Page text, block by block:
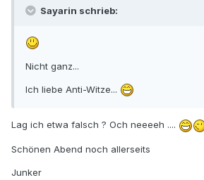
Sayarin schrieb:
Nicht ganz...
Ich liebe Anti-Witze...
Lag ich etwa falsch ? Och neeeeh ....
Schönen Abend noch allerseits
Junker